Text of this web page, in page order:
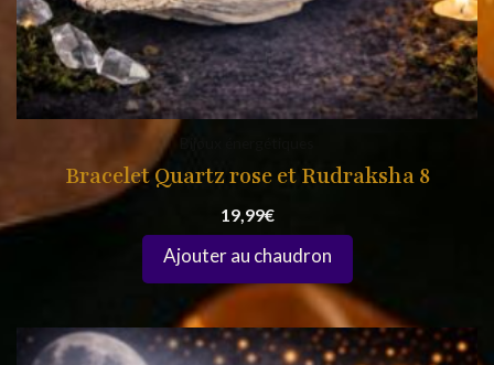
Bracelet Quartz rose et Rudraksha 8
19,99€